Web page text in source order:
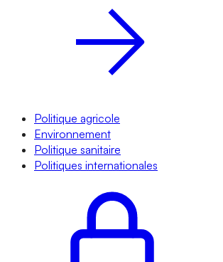
Politique agricole
Environnement
Politique sanitaire
Politiques internationales